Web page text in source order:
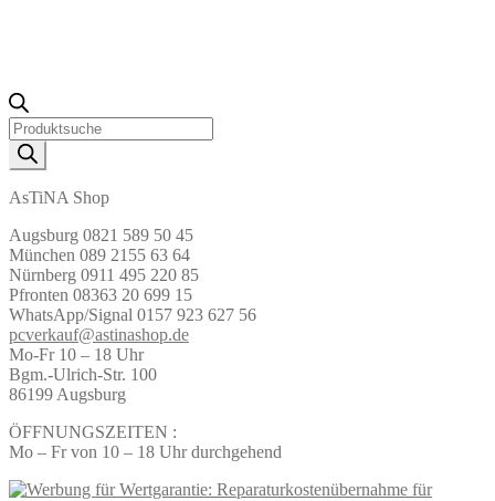
Products
search
AsTiNA Shop
Augsburg 0821 589 50 45
München 089 2155 63 64
Nürnberg 0911 495 220 85
Pfronten 08363 20 699 15
WhatsApp/Signal 0157 923 627 56
pcverkauf@astinashop.de
Mo-Fr 10 – 18 Uhr
Bgm.-Ulrich-Str. 100
86199 Augsburg
ÖFFNUNGSZEITEN :
Mo – Fr von 10 – 18 Uhr durchgehend